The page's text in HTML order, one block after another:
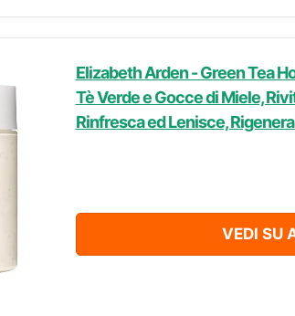
Elizabeth Arden - Green Tea
Tè Verde e Gocce di Miele,
Rinfresca ed Lenisce,
VEDI SU